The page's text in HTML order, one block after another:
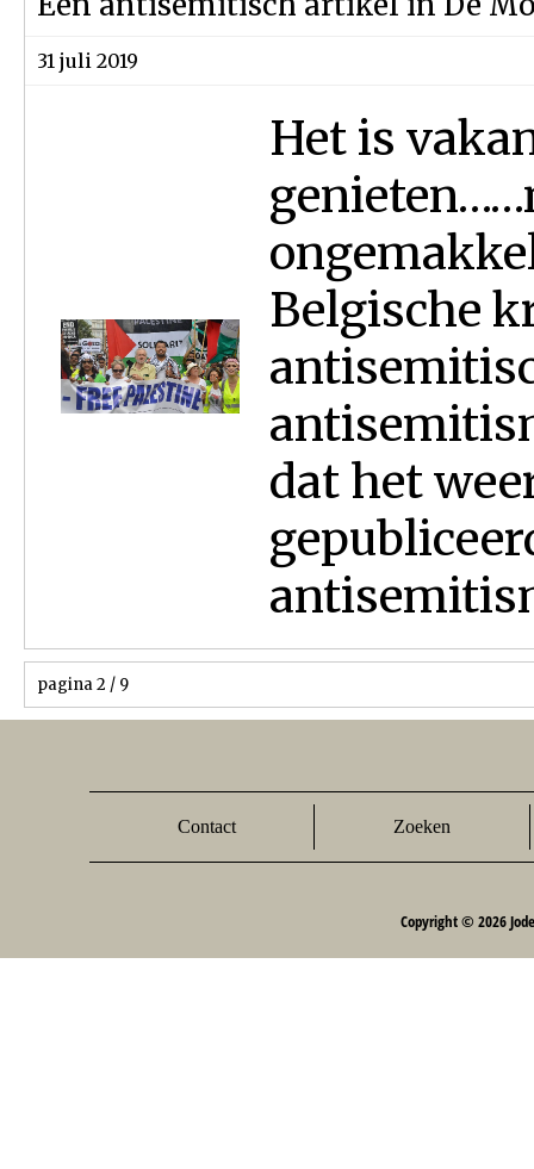
31 juli 2019
Het is
Belgische
dat het
pagina 2 / 9
Contact Zoeken
Copyright © 2026